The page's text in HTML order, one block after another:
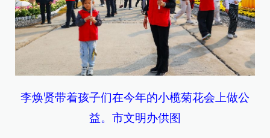
李焕贤带着孩子们在今年的小榄菊花会上做公
益。市文明办供图